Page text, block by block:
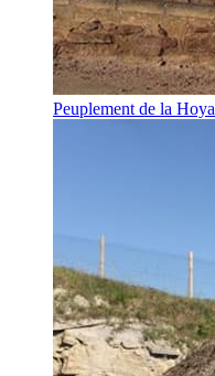
Peuplement de la Hoya